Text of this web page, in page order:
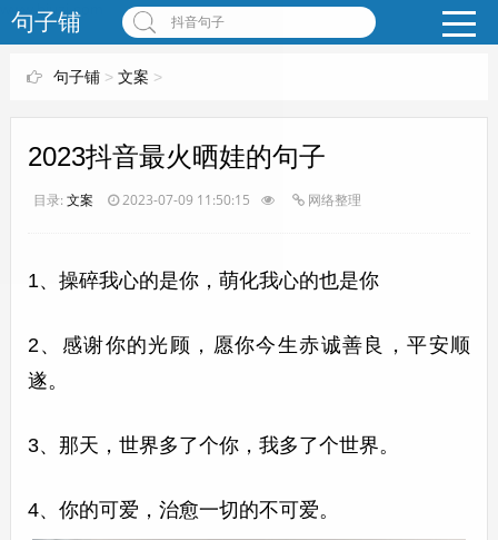
www.bjuzi.com
句子铺 抖音句子
句子铺> 文案 >
2023抖音最火晒娃的句子
目录: 文案 2023-07-09 11:50:15 网络整理
1、操碎我心的是你，萌化我心的也是你
2、感谢你的光顾，愿你今生赤诚善良，平安顺
遂。
3、那天，世界多了个你，我多了个世界。
4、你的可爱，治愈一切的不可爱。